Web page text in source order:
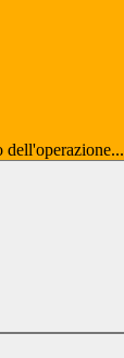
dell'operazione...